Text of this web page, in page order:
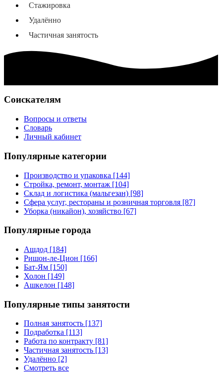
Стажировка
Удалённо
Частичная занятость
Соискателям
Вопросы и ответы
Словарь
Личный кабинет
Популярные категории
Производство и упаковка [144]
Стройка, ремонт, монтаж [104]
Склад и логистика (мальгезан) [98]
Сфера услуг, рестораны и розничная торговля [87]
Уборка (никайон), хозяйство [67]
Популярные города
Ашдод [184]
Ришон-ле-Цион [166]
Бат-Ям [150]
Холон [149]
Ашкелон [148]
Популярные типы занятости
Полная занятость [137]
Подработка [113]
Работа по контракту [81]
Частичная занятость [13]
Удалённо [2]
Смотреть все